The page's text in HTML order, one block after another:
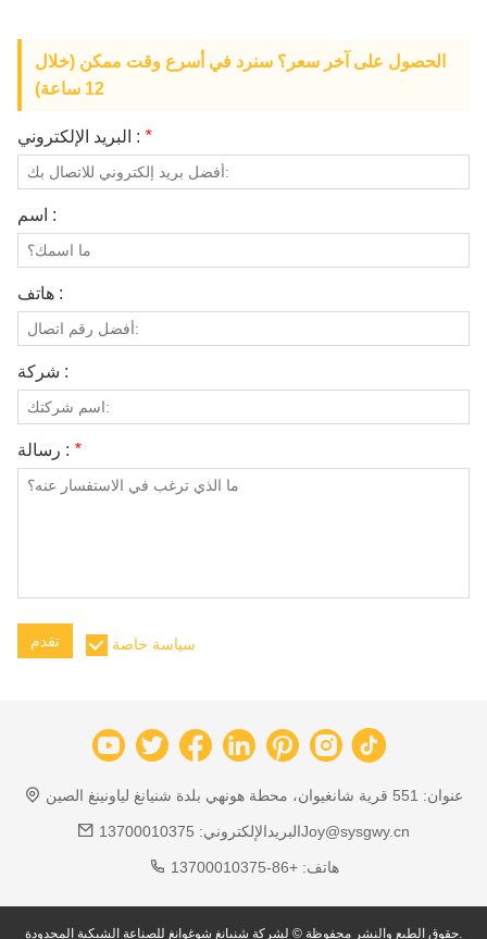
الحصول على آخر سعر؟ سنرد في أسرع وقت ممكن (خلال
12 ساعة)
البريد الإلكتروني : *
اسم :
هاتف :
شركة :
رسالة : *
تقدم سياسة خاصة
عنوان: 551 قرية شانغيوان، محطة هونهي بلدة شنيانغ لياونينغ الصين
البريدالإلكتروني:13700010375Joy@sysgwy.cn
هاتف: +86-13700010375
حقوق الطبع والنشر محفوظة © لشركة شنيانغ شوغوانغ للصناعة الشبكية المحدودة.